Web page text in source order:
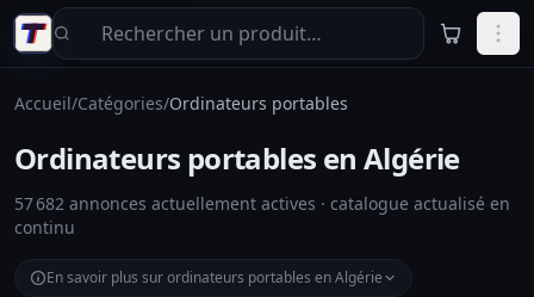
Aller au contenu principal
Accueil/Catégories/Ordinateurs portables
Ordinateurs portables en Algérie
57 682 annonces actuellement actives · catalogue actualisé en
continu
En savoir plus sur ordinateurs portables en Algérie